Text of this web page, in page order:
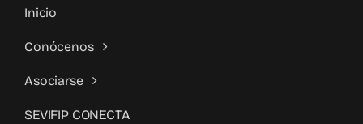
Inicio
Conócenos
Asociarse
SEVIFIP CONECTA